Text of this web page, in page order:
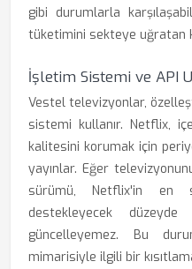
gibi durumlarla
tüketimini sekteye uğratan
İşletim Sistemi ve API
Vestel televizyonlar,
sistemi kullanır. Netflix,
kalitesini korumak için
yayınlar. Eğer
sürümü, Netflix'in en
destekleyecek
güncelleyemez. Bu
mimarisiyle ilgili bir